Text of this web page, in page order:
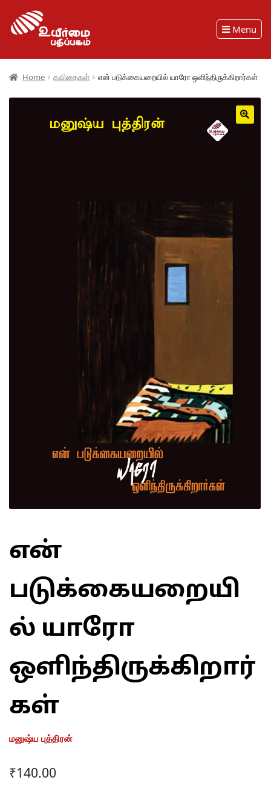
Menu
Home கவிதைகள் என் படுக்கையறையில் யாரோ ஒளிந்திருக்கிறார்கள்
என்
படுக்கையறையி
ல் யாரோ
ஒளிந்திருக்கிறார்
கள்
மனுஷ்ய புத்திரன்
₹140.00